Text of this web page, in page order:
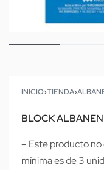
INICIO›TIENDA›
BLOCK
– Este producto
mínima es de 3